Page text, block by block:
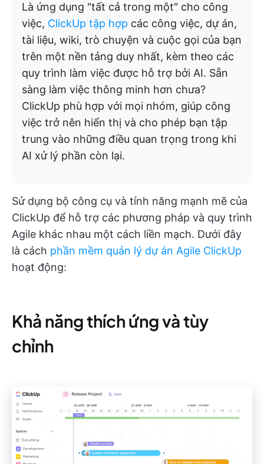
Là ứng dụng "tất cả trong một" cho công
việc, ClickUp tập hợp các công việc, dự án,
tài liệu, wiki, trò chuyện và cuộc gọi của bạn
trên một nền tảng duy nhất, kèm theo các
quy trình làm việc được hỗ trợ bởi AI. Sẵn
sàng làm việc thông minh hơn chưa?
ClickUp phù hợp với mọi nhóm, giúp công
việc trở nên hiển thị và cho phép bạn tập
trung vào những điều quan trọng trong khi
AI xử lý phần còn lại.
Sử dụng bộ công cụ và tính năng mạnh mẽ của
ClickUp để hỗ trợ các phương pháp và quy trình
Agile khác nhau một cách liền mạch. Dưới đây
là cách phần mềm quản lý dự án Agile ClickUp
hoạt động:
Khả năng thích ứng và tùy
chỉnh